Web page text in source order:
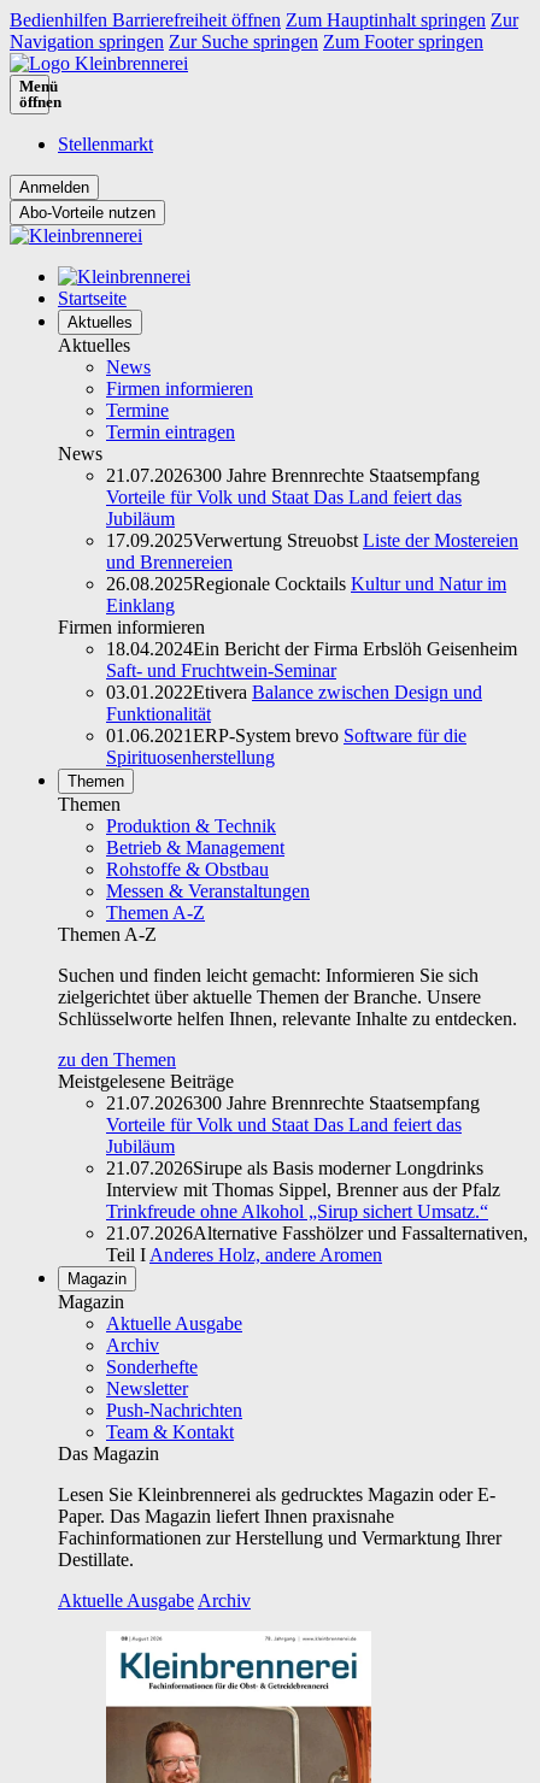
Bedienhilfen Barrierefreiheit öffnen Zum Hauptinhalt springen Zur
Navigation springen Zur Suche springen Zum Footer springen
Menü
öffnen
Stellenmarkt
Abo-Vorteile nutzen
Startseite
Aktuelles
Aktuelles
News
Firmen informieren
Termine
Termin eintragen
News
21.07.2026300 Jahre Brennrechte Staatsempfang
Vorteile für Volk und Staat Das Land feiert das
Jubiläum
17.09.2025Verwertung Streuobst Liste der Mostereien
und Brennereien
26.08.2025Regionale Cocktails Kultur und Natur im
Einklang
Firmen informieren
18.04.2024Ein Bericht der Firma Erbslöh Geisenheim
Saft- und Fruchtwein-Seminar
03.01.2022Etivera Balance zwischen Design und
Funktionalität
01.06.2021ERP-System brevo Software für die
Spirituosenherstellung
Themen
Themen
Produktion & Technik
Betrieb & Management
Rohstoffe & Obstbau
Messen & Veranstaltungen
Themen A-Z
Themen A-Z
Suchen und finden leicht gemacht: Informieren Sie sich
zielgerichtet über aktuelle Themen der Branche. Unsere
Schlüsselworte helfen Ihnen, relevante Inhalte zu entdecken.
zu den Themen
Meistgelesene Beiträge
21.07.2026300 Jahre Brennrechte Staatsempfang
Vorteile für Volk und Staat Das Land feiert das
Jubiläum
21.07.2026Sirupe als Basis moderner Longdrinks
Interview mit Thomas Sippel, Brenner aus der Pfalz
Trinkfreude ohne Alkohol „Sirup sichert Umsatz.“
21.07.2026Alternative Fasshölzer und Fassalternativen,
Teil I Anderes Holz, andere Aromen
Magazin
Magazin
Aktuelle Ausgabe
Archiv
Sonderhefte
Newsletter
Push-Nachrichten
Team & Kontakt
Das Magazin
Lesen Sie Kleinbrennerei als gedrucktes Magazin oder E-
Paper. Das Magazin liefert Ihnen praxisnahe
Fachinformationen zur Herstellung und Vermarktung Ihrer
Destillate.
Aktuelle Ausgabe Archiv